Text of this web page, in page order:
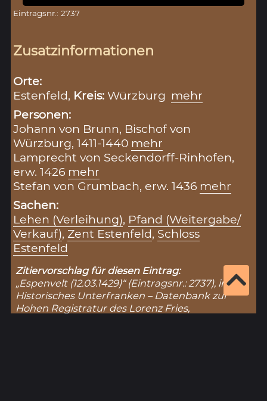
Eintragsnr.: 2737
Zusatzinformationen
Orte:
Estenfeld, Kreis:Würzburg mehr
Personen:
Johann von Brunn, Bischof von
Würzburg, 1411-1440 mehr
Lamprecht von Seckendorff-Rinhofen,
erw. 1426 mehr
Stefan von Grumbach, erw. 1436 mehr
Sachen:
Lehen (Verleihung), Pfand (Weitergabe/
Verkauf),Zent Estenfeld, Schloss
Estenfeld
Zitiervorschlag für diesen Eintrag:
„Espenvelt (12.03.1429)“ (Eintragsnr.: 2737), in:
Historisches Unterfranken – Datenbank zur
Hohen Registratur des Lorenz Fries,